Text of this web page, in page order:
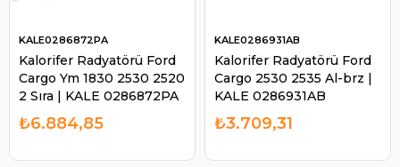
Kalorifer Radyatörü Ford
Cargo Ym 1830 2530 2520
2 Sıra | KALE 0286872PA
KALE0286872PA
₺6.884,85
Kalorifer Radyatörü Ford
Cargo 2530 2535 Al-brz |
KALE 0286931AB
KALE0286931AB
₺3.709,31